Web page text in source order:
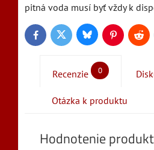
pitná voda musí byť vždy k
FacebookTwitter BlueskyPinterest
Recenzie 0
Otázka k produktu
Hodnotenie